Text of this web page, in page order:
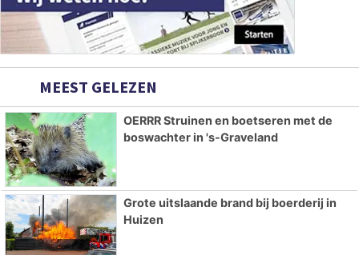
MEEST GELEZEN
OERRR Struinen en boetseren met de
boswachter in 's-Graveland
Grote uitslaande brand bij boerderij in
Huizen